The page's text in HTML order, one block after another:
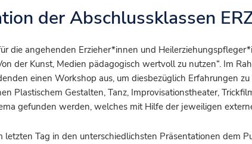
der Abschlussklassen
die angehenden Erzieher*innen und
der Kunst, Medien pädagogisch wertvoll zu nutzen“. Im
einen Workshop aus, um diesbezüglich Erfahrungen
Plastischem Gestalten, Tanz, Improvisationstheater,
gefunden werden, welches mit Hilfe der jeweiligen
Tag in den unterschiedlichsten Präsentationen dem